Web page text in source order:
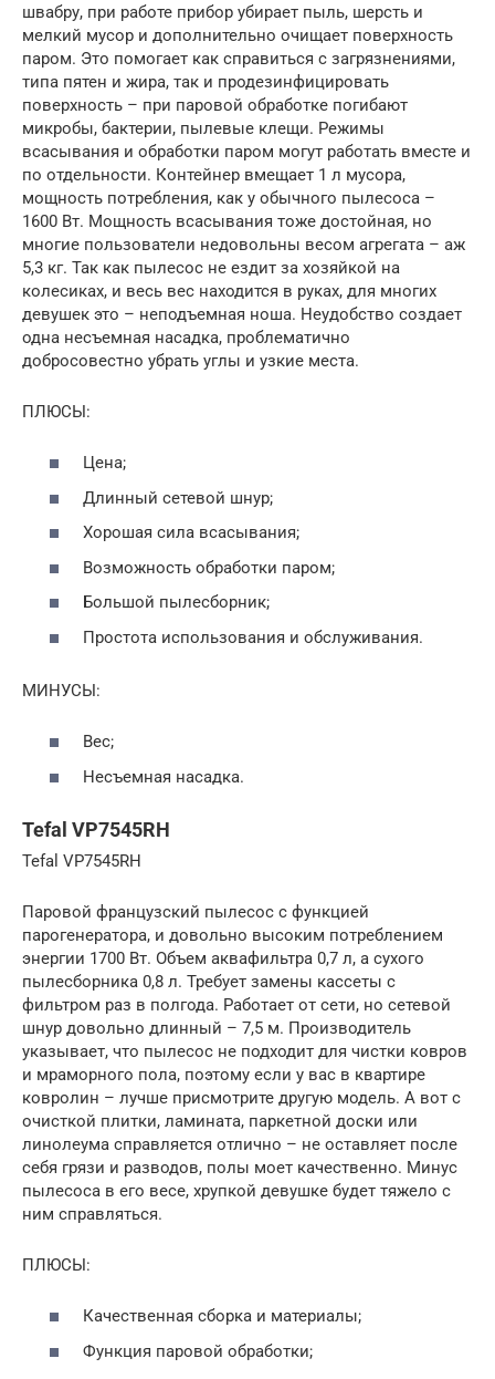
швабру, при работе прибор убирает пыль, шерсть и
мелкий мусор и дополнительно очищает поверхность
паром. Это помогает как справиться с загрязнениями,
типа пятен и жира, так и продезинфицировать
поверхность – при паровой обработке погибают
микробы, бактерии, пылевые клещи. Режимы
всасывания и обработки паром могут работать вместе и
по отдельности. Контейнер вмещает 1 л мусора,
мощность потребления, как у обычного пылесоса –
1600 Вт. Мощность всасывания тоже достойная, но
многие пользователи недовольны весом агрегата – аж
5,3 кг. Так как пылесос не ездит за хозяйкой на
колесиках, и весь вес находится в руках, для многих
девушек это – неподъемная ноша. Неудобство создает
одна несъемная насадка, проблематично
добросовестно убрать углы и узкие места.
ПЛЮСЫ:
Цена;
Длинный сетевой шнур;
Хорошая сила всасывания;
Возможность обработки паром;
Большой пылесборник;
Простота использования и обслуживания.
МИНУСЫ:
Вес;
Несъемная насадка.
Tefal VP7545RH
Tefal VP7545RH
Паровой французский пылесос с функцией
парогенератора, и довольно высоким потреблением
энергии 1700 Вт. Объем аквафильтра 0,7 л, а сухого
пылесборника 0,8 л. Требует замены кассеты с
фильтром раз в полгода. Работает от сети, но сетевой
шнур довольно длинный – 7,5 м. Производитель
указывает, что пылесос не подходит для чистки ковров
и мраморного пола, поэтому если у вас в квартире
ковролин – лучше присмотрите другую модель. А вот с
очисткой плитки, ламината, паркетной доски или
линолеума справляется отлично – не оставляет после
себя грязи и разводов, полы моет качественно. Минус
пылесоса в его весе, хрупкой девушке будет тяжело с
ним справляться.
ПЛЮСЫ:
Качественная сборка и материалы;
Функция паровой обработки;